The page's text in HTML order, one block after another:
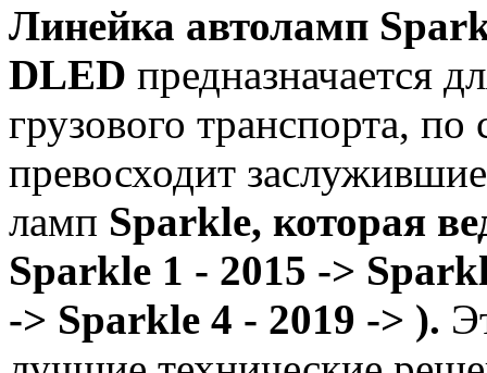
Линейка автоламп
DLED предназначается
грузового транспорта,
превосходит
ламп Sparkle, которая
Sparkle 1 - 2015 ->
-> Sparkle 4 - 2019 -> ).